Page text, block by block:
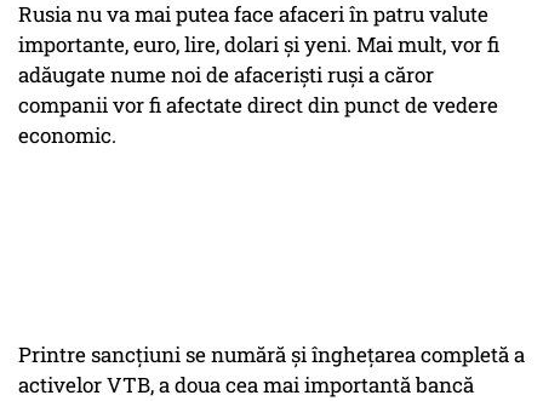
Rusia nu va mai putea face afaceri în patru valute
importante, euro, lire, dolari şi yeni. Mai mult, vor fi
adăugate nume noi de afacerişti ruşi a căror
companii vor fi afectate direct din punct de vedere
economic.
Printre sancțiuni se numără și înghețarea completă a
activelor VTB, a doua cea mai importantă bancă